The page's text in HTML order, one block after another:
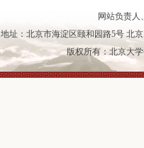
网站负责
地址：北京市海淀区颐和园路5号 北
版权所有：北京大